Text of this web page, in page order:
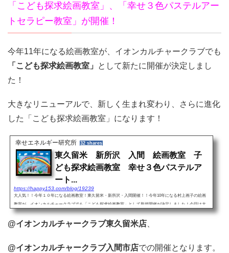
「こども探求絵画教室」、「幸せ３色パステルアー
トセラピー教室」が開催！
今年11年になる絵画教室が、イオンカルチャークラブでも
「こども探求絵画教室」
として新たに開催が決定しまし
た！
大きなリニューアルで、新しく生まれ変わり、さらに進化
した「こども探求絵画教室」になります！
幸せエネルギー研究所 32 shares
東久留米 新所沢 入間 絵画教室 子
ども探求絵画教室 幸せ３色パステルア
ート...
https://happy153.com/blog/19239
大人気！！今年１０年になる絵画教室！東久留米・新所沢・入間開催！！今年10年になる村上画子の絵画
教室が、イオンカルチャークラブでも「こども探求絵画教室」として新規開催が決定しました！今回は大
きなリニューアルがあり、新しく生まれ変わり、さらに進化した...
@イオンカルチャークラブ東久留米店
@イオンカルチャークラブ入間市店での開催となります。